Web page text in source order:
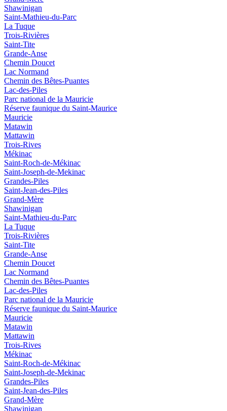
Shawinigan
Saint-Mathieu-du-Parc
La Tuque
Trois-Rivières
Saint-Tite
Grande-Anse
Chemin Doucet
Lac Normand
Chemin des Bêtes-Puantes
Lac-des-Piles
Parc national de la Mauricie
Réserve faunique du Saint‑Maurice
Mauricie
Matawin
Mattawin
Trois-Rives
Mékinac
Saint-Roch-de-Mékinac
Saint-Joseph-de-Mekinac
Grandes-Piles
Saint-Jean-des-Piles
Grand-Mère
Shawinigan
Saint-Mathieu-du-Parc
La Tuque
Trois-Rivières
Saint-Tite
Grande-Anse
Chemin Doucet
Lac Normand
Chemin des Bêtes-Puantes
Lac-des-Piles
Parc national de la Mauricie
Réserve faunique du Saint‑Maurice
Mauricie
Matawin
Mattawin
Trois-Rives
Mékinac
Saint-Roch-de-Mékinac
Saint-Joseph-de-Mekinac
Grandes-Piles
Saint-Jean-des-Piles
Grand-Mère
Shawinigan